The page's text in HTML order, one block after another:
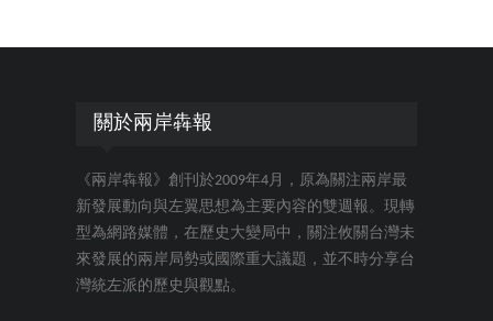
關於兩岸犇報
《兩岸犇報》創刊於2009年4月，原為關注兩岸最
新發展動向與左翼思想為主要內容的雙週報。現轉
型為網路媒體，在歷史大變局中，關注攸關台灣未
來發展的兩岸局勢或國際重大議題，並不時分享台
灣統左派的歷史與觀點。